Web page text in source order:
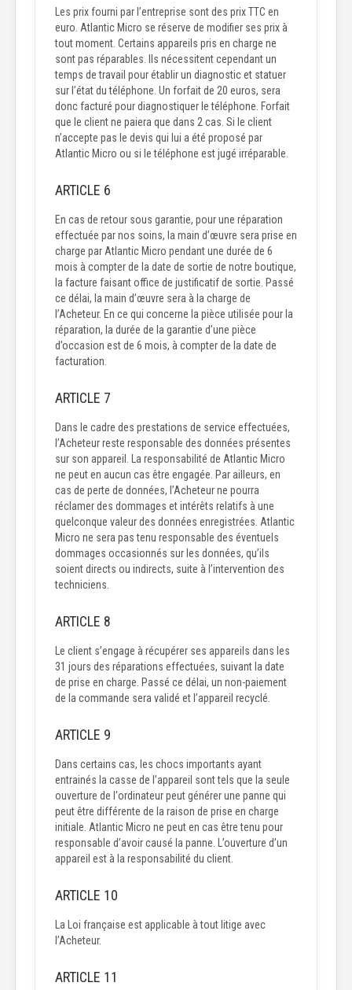
Les prix fourni par l’entreprise sont des prix TTC en
euro. Atlantic Micro se réserve de modifier ses prix à
tout moment. Certains appareils pris en charge ne
sont pas réparables. Ils nécessitent cependant un
temps de travail pour établir un diagnostic et statuer
sur l’état du téléphone. Un forfait de 20 euros, sera
donc facturé pour diagnostiquer le téléphone. Forfait
que le client ne paiera que dans 2 cas. Si le client
n’accepte pas le devis qui lui a été proposé par
Atlantic Micro ou si le téléphone est jugé irréparable.
ARTICLE 6
En cas de retour sous garantie, pour une réparation
effectuée par nos soins, la main d’œuvre sera prise en
charge par Atlantic Micro pendant une durée de 6
mois à compter de la date de sortie de notre boutique,
la facture faisant office de justificatif de sortie. Passé
ce délai, la main d’œuvre sera à la charge de
l’Acheteur. En ce qui concerne la pièce utilisée pour la
réparation, la durée de la garantie d’une pièce
d’occasion est de 6 mois, à compter de la date de
facturation.
ARTICLE 7
Dans le cadre des prestations de service effectuées,
l’Acheteur reste responsable des données présentes
sur son appareil. La responsabilité de Atlantic Micro
ne peut en aucun cas être engagée. Par ailleurs, en
cas de perte de données, l’Acheteur ne pourra
réclamer des dommages et intérêts relatifs à une
quelconque valeur des données enregistrées. Atlantic
Micro ne sera pas tenu responsable des éventuels
dommages occasionnés sur les données, qu’ils
soient directs ou indirects, suite à l’intervention des
techniciens.
ARTICLE 8
Le client s’engage à récupérer ses appareils dans les
31 jours des réparations effectuées, suivant la date
de prise en charge. Passé ce délai, un non-paiement
de la commande sera validé et l’appareil recyclé.
ARTICLE 9
Dans certains cas, les chocs importants ayant
entrainés la casse de l’appareil sont tels que la seule
ouverture de l'ordinateur peut générer une panne qui
peut être différente de la raison de prise en charge
initiale. Atlantic Micro ne peut en cas être tenu pour
responsable d’avoir causé la panne. L’ouverture d’un
appareil est à la responsabilité du client.
ARTICLE 10
La Loi française est applicable à tout litige avec
l’Acheteur.
ARTICLE 11